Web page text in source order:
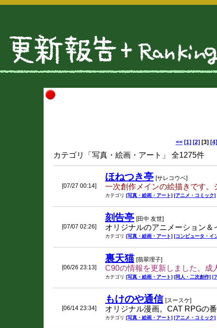
<< [1] [2] [3] [4]
カテゴリ「写真・絵画・アート」 全1275件
[07/27 00:14]
ほねつき亭 [サレコウベ]
一次創作メインの絵描きです
カテゴリ [写真・絵画・アート] [アニメ・コミック]
[07/07 02:26]
刻告亭 [田中 友世]
オリジナルのアニメーション
カテゴリ [写真・絵画・アート] [コンピュータ・イ
[06/26 23:13]
裏天猫 [翡翠理子]
C90の情報を更新しました。成
カテゴリ [写真・絵画・アート] [同人・二次創作] [
[06/14 23:34]
もけのや通信 [スースケ]
オリジナル漫画。CAT RPGの
カテゴリ [写真・絵画・アート] [アニメ・コミック]